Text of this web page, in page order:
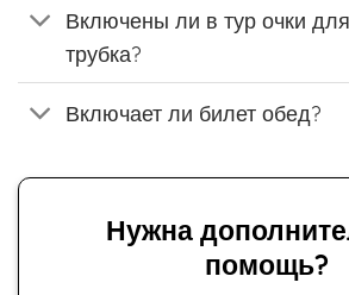
Включены ли в тур очки
трубка?
Включает ли билет обед?
Нужна
помощь?